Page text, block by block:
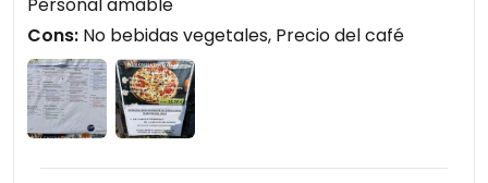
2,50 y la infusión 2,70. Un precio desorbitado para
infusiones de supermercado.
Aún así, merece la pena.
Cons: No bebidas vegetales, Precio del café